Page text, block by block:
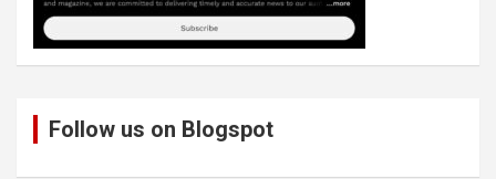
Follow us on Blogspot